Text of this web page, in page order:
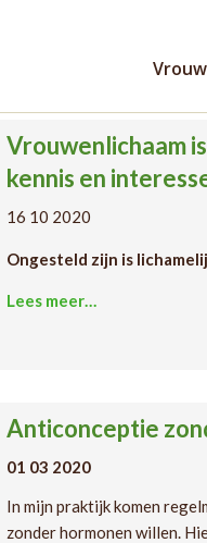
Vrouwenlichaam
kennis en
16 10 2020
Ongesteld zijn is
Lees meer…
Anticonceptie
01 03 2020
In mijn praktijk komen
zonder hormonen willen.